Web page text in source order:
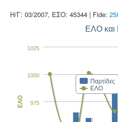
Η/Γ: 03/2007, ΕΣΟ: 45344 | Fide:
ΕΛΟ
Παρτίδες
ΕΛΟ
1000
975
1025
ΕΛΟ